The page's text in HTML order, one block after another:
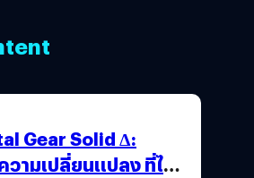
Gear Solid Δ:
วามเปลี่ยนแปลง ที่ไม่